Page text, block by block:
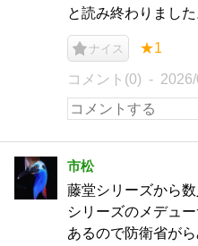
と読み終わりました
ナイス ★1
コメント(0)
市松
藤堂シリーズから
シリーズのメデュ
あるので防衛省が